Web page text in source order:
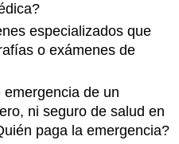
especializados que
o exámenes de
de un
ni seguro de salud en
paga la emergencia?